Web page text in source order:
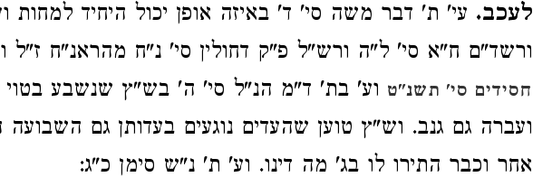
לעכב. עי' ת' דבר משה סי' ד' באיזה אופן יכול היחיד למחות
ורשד"ם ח"א סי' ל"ה ורש"ל פ"ק דחולין סי' נ"ח מהראנ"ח ז"ל
חסידים סי' תשנ"ט וע' בת' ד"מ הנ"ל סי' ה' בש"ץ שנשבע
ועברה גם גנב. וש"ץ טוען שהעדים נוגעים בעדותן גם השבועה
אחר וכבר התירו לו בג' מה דינו. וע' ת' נ"ש סימן כ"ג: